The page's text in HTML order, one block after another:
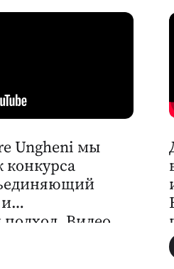
Ungheni мы
конкурса
Видео
создания
акцентом на